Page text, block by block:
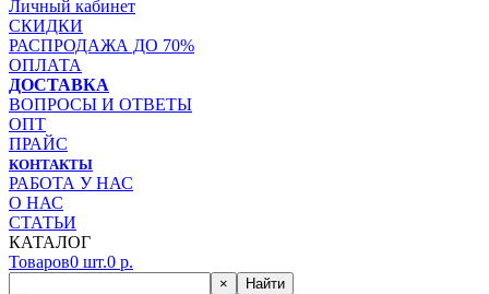
Личный кабинет
СКИДКИ
РАСПРОДАЖА ДО 70%
ОПЛАТА
ДОСТАВКА
ВОПРОСЫ И ОТВЕТЫ
ОПТ
ПРАЙС
КОНТАКТЫ
РАБОТА У НАС
О НАС
СТАТЬИ
КАТАЛОГ
Товаров0 шт.0 р.
× Найти